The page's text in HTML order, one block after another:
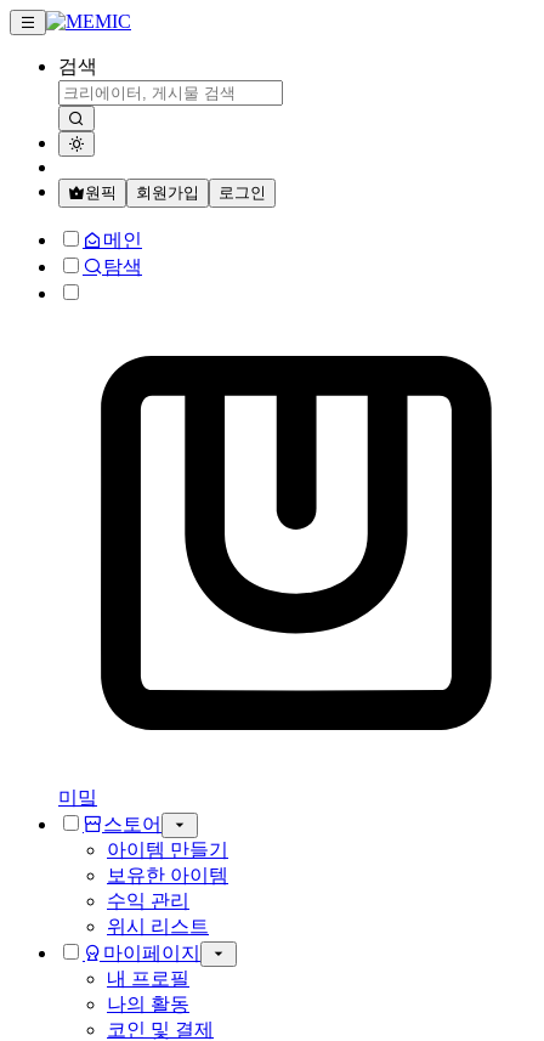
검색
원픽 회원가입 로그인
메인
탐색
미밐
스토어
아이템 만들기
보유한 아이템
수익 관리
위시 리스트
마이페이지
내 프로필
나의 활동
코인 및 결제